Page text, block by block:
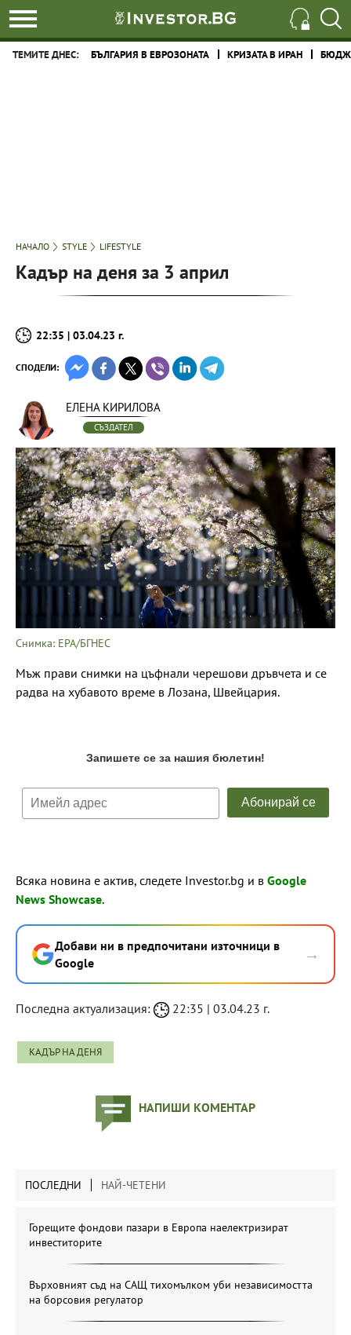
ТЕМИТЕ ДНЕС: БЪЛГАРИЯ В ЕВРОЗОНАТА КРИЗАТА В ИРАН
НАЧАЛО STYLE LIFESTYLE
Кадър на деня за 3 април
22:35 | 03.04.23 г.
СПОДЕЛИ:
ЕЛЕНА КИРИЛОВА
СЪЗДАТЕЛ
Снимка: EPA/БГНЕС
Мъж прави снимки на цъфнали черешови дръвчета и се
радва на хубавото време в Лозана, Швейцария.
Всяка новина е актив, следете Investor.bg и в Google
News Showcase.
Добави ни в предпочитани източници в
Google
→
Последна актуализация: 22:35 | 03.04.23 г.
КАДЪР НА ДЕНЯ
НАПИШИ КОМЕНТАР
ПОСЛЕДНИ НАЙ-ЧЕТЕНИ
Горещите фондови пазари в Европа наелектризират
инвеститорите
Върховният съд на САЩ тихомълком уби независимостта
на борсовия регулатор